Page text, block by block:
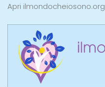
Apri ilmondocheiosono.org